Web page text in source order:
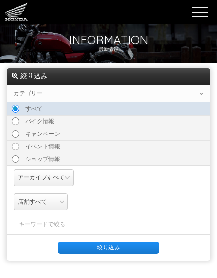
INFORMATION
最新情報
絞り込み
カテゴリー
すべて
バイク情報
キャンペーン
イベント情報
ショップ情報